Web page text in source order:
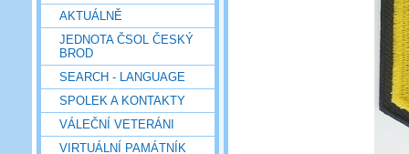
AKTUÁLNĚ
JEDNOTA ČSOL ČESKÝ
BROD
SEARCH - LANGUAGE
SPOLEK A KONTAKTY
VÁLEČNÍ VETERÁNI
VIRTUÁLNÍ PAMÁTNÍK